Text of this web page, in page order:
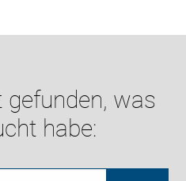
gefunden, was
habe: